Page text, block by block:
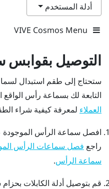
أدلة المستخدم
VIVE Cosmos Menu
التوصيل
ستحتاج إلى طقم استبدال
التابعة لك بسماعة رأس
العملاء لمعرفة كيفية شراء
افصل سماعة الرأس الموجودة
راجع فصل سماعات الرأس
سماعة الرأس.
قم بتوصيل أدلة الكابلات